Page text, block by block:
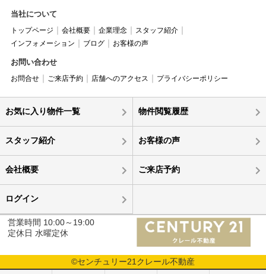
当社について
トップページ 会社概要 企業理念
スタッフ紹介
インフォメーション
ブログ お客様の声
お問い合わせ
お問合せ ご来店予約 店舗へのアクセス プライバシーポリシー
お気に入り物件一覧 物件閲覧履歴
スタッフ紹介 お客様の声
会社概要 ご来店予約
ログイン
営業時間 10:00～19:00
定休日 水曜定休
©センチュリー21クレール不動産